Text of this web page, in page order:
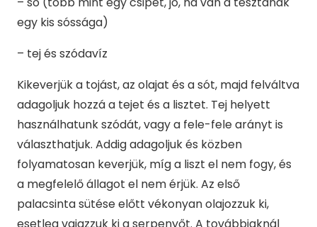
egy kis sóssága)
– tej és szódavíz
Kikeverjük a tojást, az olajat és a sót, majd felváltva
adagoljuk hozzá a tejet és a lisztet. Tej helyett
használhatunk szódát, vagy a fele-fele arányt is
választhatjuk. Addig adagoljuk és közben
folyamatosan keverjük, míg a liszt el nem fogy, és
a megfelelő állagot el nem érjük. Az első
palacsinta sütése előtt vékonyan olajozzuk ki,
esetleg vajazzuk ki a serpenyőt. A továbbiaknál